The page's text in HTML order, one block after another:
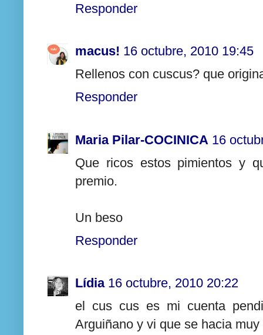
Responder
macus! 16 octubre, 2010 19:45
Rellenos con cuscus? que
Responder
Maria Pilar-COCINICA 16
Que ricos estos pimientos y
premio.
Un beso
Responder
Lídia 16 octubre, 2010 20:22
el cus cus es mi cuenta
Arguiñano y vi que se hacia